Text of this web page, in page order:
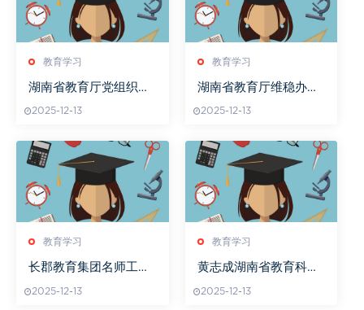
教育学习
湖南省教育厅党组织书
2025-12-13
教育学习
湖南省教育厅维稳办刘
2025-12-13
教育学习
长郡教育集团名师工作
2025-12-13
教育学习
黄志成湖南省教育科学
2025-12-13